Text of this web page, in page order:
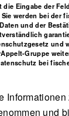
Eingabe der
werden bei der
und der
und
Gruppe
bei
und